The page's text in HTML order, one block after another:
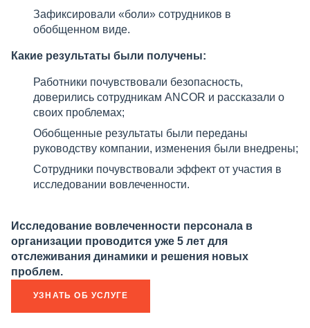
Зафиксировали «боли» сотрудников в
обобщенном виде.
Какие результаты были получены:
Работники почувствовали безопасность,
доверились сотрудникам ANCOR и рассказали о
своих проблемах;
Обобщенные результаты были переданы
руководству компании, изменения были внедрены;
Сотрудники почувствовали эффект от участия в
исследовании вовлеченности.
Исследование вовлеченности персонала в
организации проводится уже 5 лет для
отслеживания динамики и решения новых
проблем.
УЗНАТЬ ОБ УСЛУГЕ